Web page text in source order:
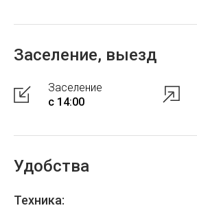
Заселение, выезд
Заселение
с 14:00
Удобства
Техника: